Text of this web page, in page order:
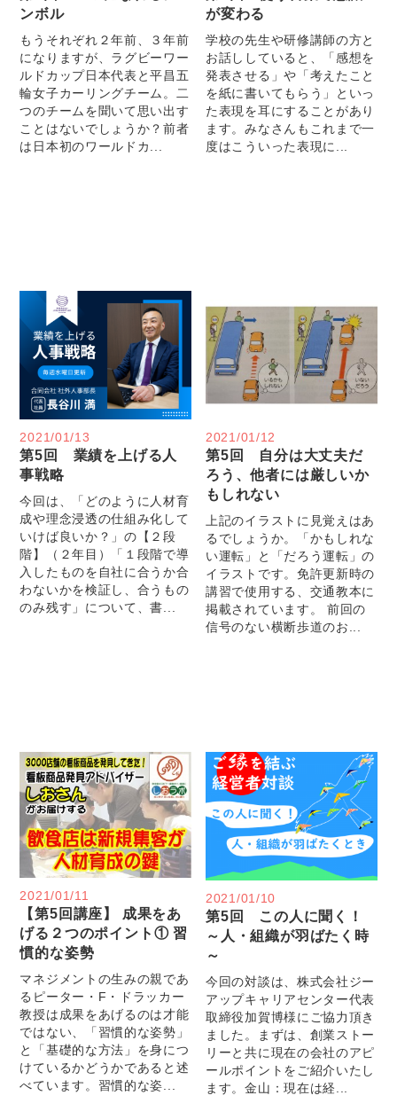
ンボル
もうそれぞれ２年前、３年前
になりますが、ラグビーワー
ルドカップ日本代表と平昌五
輪女子カーリングチーム。二
つのチームを聞いて思い出す
ことはないでしょうか？前者
は日本初のワールドカ...
が変わる
学校の先生や研修講師の方と
お話ししていると、「感想を
発表させる」や「考えたこと
を紙に書いてもらう」といっ
た表現を耳にすることがあり
ます。みなさんもこれまで一
度はこういった表現に...
2021/01/13
第5回 業績を上げる人
事戦略
今回は、「どのように人材育
成や理念浸透の仕組み化して
いけば良いか？」の【２段
階】（２年目）「１段階で導
入したものを自社に合うか合
わないかを検証し、合うもの
のみ残す」について、書...
2021/01/12
第5回 自分は大丈夫だ
ろう、他者には厳しいか
もしれない
上記のイラストに見覚えはあ
るでしょうか。「かもしれな
い運転」と「だろう運転」の
イラストです。免許更新時の
講習で使用する、交通教本に
掲載されています。 前回の
信号のない横断歩道のお...
2021/01/11
【第5回講座】 成果をあ
げる２つのポイント① 習
慣的な姿勢
マネジメントの生みの親であ
るピーター・F・ドラッカー
教授は成果をあげるのは才能
ではない、「習慣的な姿勢」
と「基礎的な方法」を身につ
けているかどうかであると述
べています。習慣的な姿...
2021/01/10
第5回 この人に聞く！
～人・組織が羽ばたく時
～
今回の対談は、株式会社ジー
アップキャリアセンター代表
取締役加賀博様にご協力頂き
ました。まずは、創業ストー
リーと共に現在の会社のアピ
ールポイントをご紹介いたし
ます。金山：現在は経...